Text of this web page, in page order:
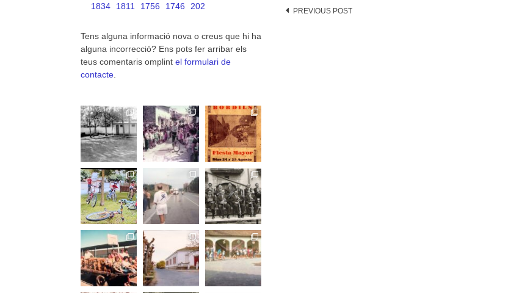
Post
PREVIOUS POST
1834
1811 1756 1746 202
Tens alguna informació nova o creus que hi ha
alguna incorrecció? Ens pots fer arribar els
teus comentaris omplint el formulari de
contacte